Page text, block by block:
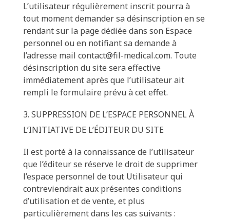
L’utilisateur régulièrement inscrit pourra à
tout moment demander sa désinscription en se
rendant sur la page dédiée dans son Espace
personnel ou en notifiant sa demande à
l’adresse mail contact@fil-medical.com. Toute
désinscription du site sera effective
immédiatement après que l’utilisateur ait
rempli le formulaire prévu à cet effet.
SUPPRESSION DE L’ESPACE PERSONNEL À
L’INITIATIVE DE L’ÉDITEUR DU SITE
Il est porté à la connaissance de l’utilisateur
que l’éditeur se réserve le droit de supprimer
l’espace personnel de tout Utilisateur qui
contreviendrait aux présentes conditions
d’utilisation et de vente, et plus
particulièrement dans les cas suivants :